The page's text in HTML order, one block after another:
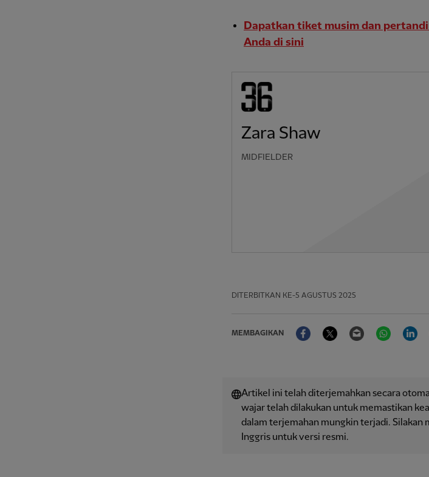
Dapatkan tiket musim dan
Anda di sini
Zara Shaw
MIDFIELDER
DITERBITKAN KE-5 AGUSTUS 2025
MEMBAGIKAN
FacebookTwitter Email
Artikel ini telah diterjemahkan secara
wajar telah dilakukan untuk memastikan
dalam terjemahan mungkin terjadi. Silakan
Inggris untuk versi resmi.